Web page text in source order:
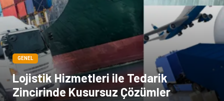
GENEL
Lojistik Hizmetleri ile Tedarik
Zincirinde Kusursuz Çözümler